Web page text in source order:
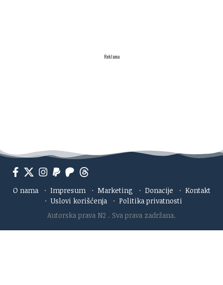
Reklama
O nama · Impresum · Marketing · Donacije · Kontakt
· Uslovi korišćenja · Politika privatnosti
Autorska prava N2 . Sva prava zadržana.